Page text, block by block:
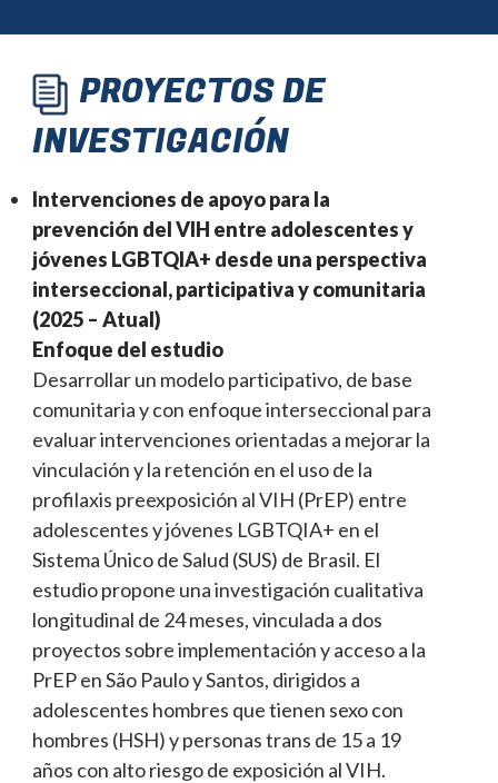
PROYECTOS DE
INVESTIGACIÓN
Intervenciones de apoyo para la
prevención del VIH entre adolescentes y
jóvenes LGBTQIA+ desde una perspectiva
interseccional, participativa y comunitaria
(2025 – Atual)
Enfoque del estudio
Desarrollar un modelo participativo, de base
comunitaria y con enfoque interseccional para
evaluar intervenciones orientadas a mejorar la
vinculación y la retención en el uso de la
profilaxis preexposición al VIH (PrEP) entre
adolescentes y jóvenes LGBTQIA+ en el
Sistema Único de Salud (SUS) de Brasil. El
estudio propone una investigación cualitativa
longitudinal de 24 meses, vinculada a dos
proyectos sobre implementación y acceso a la
PrEP en São Paulo y Santos, dirigidos a
adolescentes hombres que tienen sexo con
hombres (HSH) y personas trans de 15 a 19
años con alto riesgo de exposición al VIH.